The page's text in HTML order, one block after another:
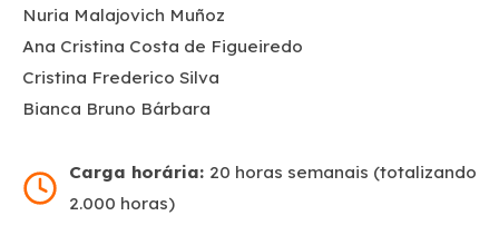
Nuria Malajovich Muñoz
Ana Cristina Costa de Figueiredo
Cristina Frederico Silva
Bianca Bruno Bárbara
Carga horária: 20 horas semanais (totalizando
2.000 horas)